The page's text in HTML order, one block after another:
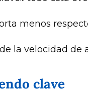
menos
la velocidad de
clave